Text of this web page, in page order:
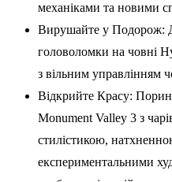
механіками та новими
Вирушайте у Подорож:
головоломки на човні
з вільним управлінням
Відкрийте Красу:
Monument Valley 3 з
стилістикою,
експериментальними